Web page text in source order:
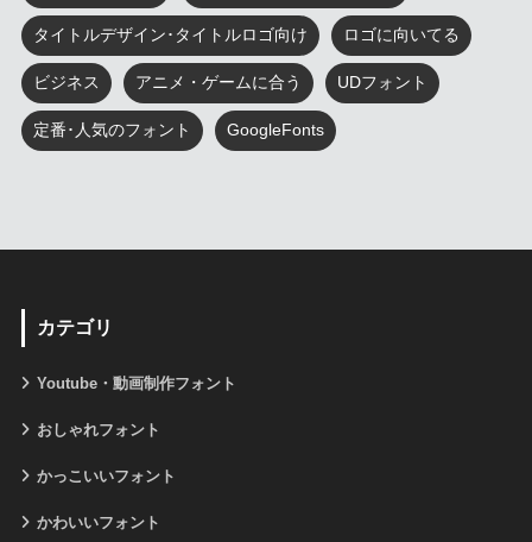
タイトルデザイン･タイトルロゴ向け ロゴに向いてる
ビジネス アニメ・ゲームに合う UDフォント
定番･人気のフォント GoogleFonts
カテゴリ
Youtube・動画制作フォント
おしゃれフォント
かっこいいフォント
かわいいフォント